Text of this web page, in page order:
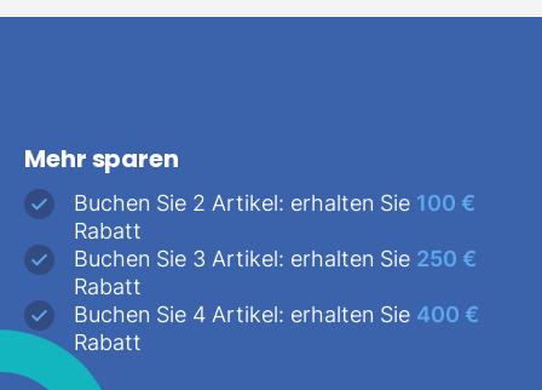
Mehr sparen
Buchen Sie 2 Artikel: erhalten Sie 100 €
Rabatt
Buchen Sie 3 Artikel: erhalten Sie 250 €
Rabatt
Buchen Sie 4 Artikel: erhalten Sie 400 €
Rabatt